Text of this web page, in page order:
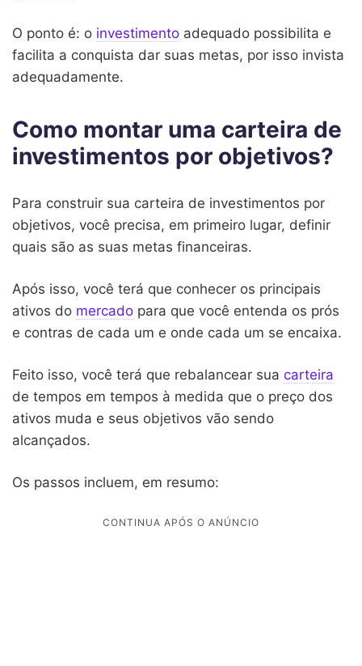
O ponto é: o investimento adequado possibilita e
facilita a conquista dar suas metas, por isso invista
adequadamente.
Como montar uma carteira de
investimentos por objetivos?
Para construir sua carteira de investimentos por
objetivos, você precisa, em primeiro lugar, definir
quais são as suas metas financeiras.
Após isso, você terá que conhecer os principais
ativos do mercado para que você entenda os prós
e contras de cada um e onde cada um se encaixa.
Feito isso, você terá que rebalancear sua carteira
de tempos em tempos à medida que o preço dos
ativos muda e seus objetivos vão sendo
alcançados.
Os passos incluem, em resumo: